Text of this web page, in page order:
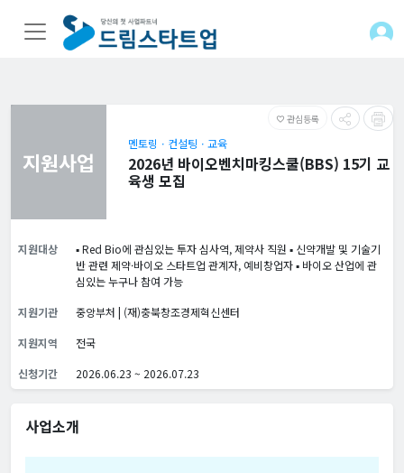
favorite_border 관심등록
지원사업
멘토링ㆍ컨설팅ㆍ교육
2026년 바이오벤치마킹스쿨(BBS) 15기 교
육생 모집
지원대상
▪️ Red Bio에 관심있는 투자 심사역, 제약사 직원 ▪️ 신약개발 및 기술기
반 관련 제약·바이오 스타트업 관계자, 예비창업자 ▪️ 바이오 산업에 관
심있는 누구나 참여 가능
지원기관
중앙부처 | (재)충북창조경제혁신센터
지원지역
전국
신청기간
2026.06.23 ~ 2026.07.23
사업소개